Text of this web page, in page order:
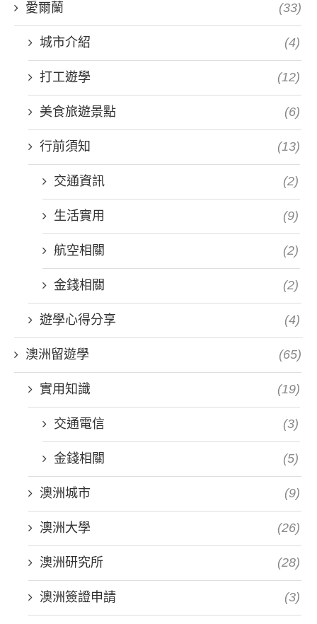
愛爾蘭 (33)
城市介紹 (4)
打工遊學 (12)
美食旅遊景點 (6)
行前須知 (13)
交通資訊 (2)
生活實用 (9)
航空相關 (2)
金錢相關 (2)
遊學心得分享 (4)
澳洲留遊學 (65)
實用知識 (19)
交通電信 (3)
金錢相關 (5)
澳洲城市 (9)
澳洲大學 (26)
澳洲研究所 (28)
澳洲簽證申請 (3)